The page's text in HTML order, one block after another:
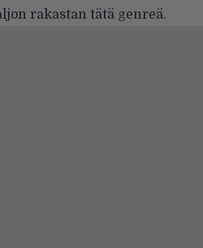
rakastan tätä genreä.